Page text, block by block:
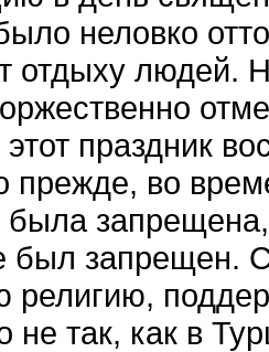
неловко
отдыху людей.
праздник
прежде, во
был запрещен.
религию,
не так, как в